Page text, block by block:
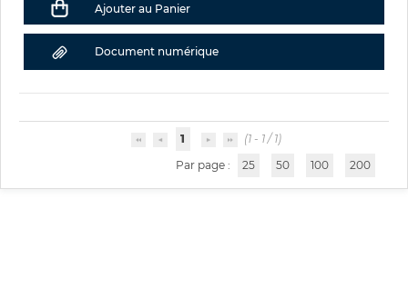
Ajouter au Panier
Document numérique
1
(1 - 1 / 1)
Par page :
25 50 100 200